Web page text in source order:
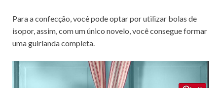
Para a confecção, você pode optar por utilizar bolas de
isopor, assim, com um único novelo, você consegue formar
uma guirlanda completa.